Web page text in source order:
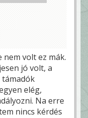
volt ez mák.
jó volt, a
támadók
elég,
Na erre
nincs kérdés